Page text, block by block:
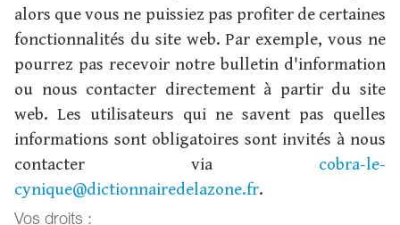
alors que vous ne puissiez pas profiter de certaines
fonctionnalités du site web. Par exemple, vous ne
pourrez pas recevoir notre bulletin d'information
ou nous contacter directement à partir du site
web. Les utilisateurs qui ne savent pas quelles
informations sont obligatoires sont invités à nous
contacter via cobra-le-
cynique@dictionnairedelazone.fr.
Vos droits :